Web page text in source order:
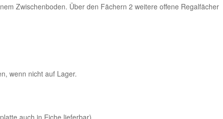
Zwischenboden. Über den Fächern 2 weitere offene Regalfächer
wenn nicht auf Lager.
auch in Eiche lieferbar),